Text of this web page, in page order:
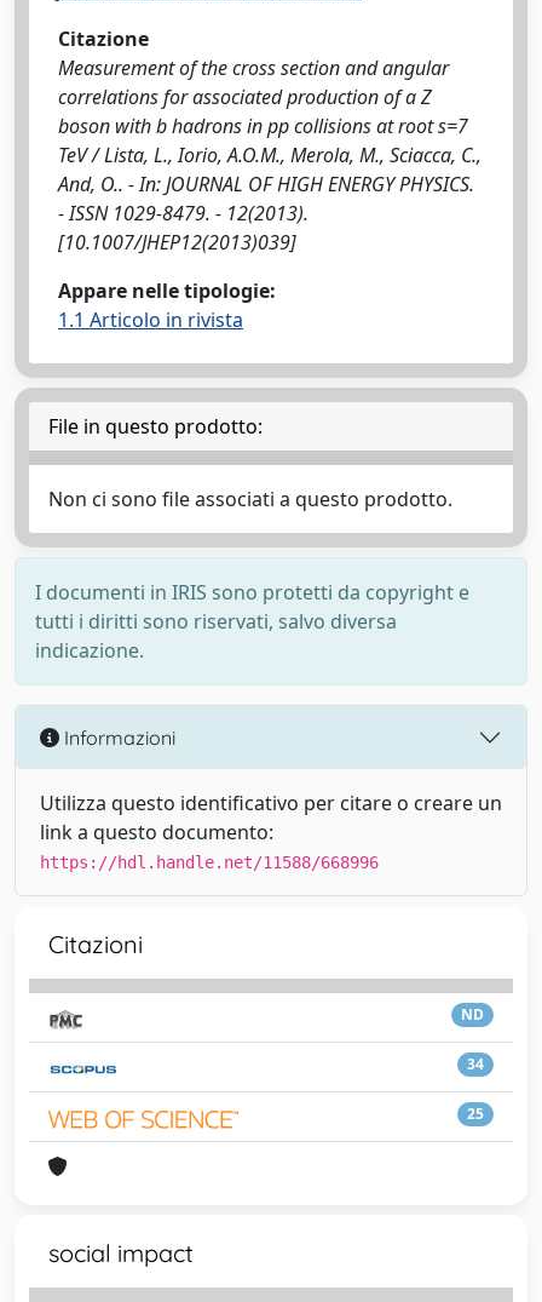
Citazione
Measurement of the cross section and angular
correlations for associated production of a Z
boson with b hadrons in pp collisions at root s=7
TeV / Lista, L., Iorio, A.O.M., Merola, M., Sciacca, C.,
And, O.. - In: JOURNAL OF HIGH ENERGY PHYSICS.
- ISSN 1029-8479. - 12(2013).
[10.1007/JHEP12(2013)039]
Appare nelle tipologie:
1.1 Articolo in rivista
File in questo prodotto:
Non ci sono file associati a questo prodotto.
I documenti in IRIS sono protetti da copyright e
tutti i diritti sono riservati, salvo diversa
indicazione.
Informazioni
Utilizza questo identificativo per citare o creare un
link a questo documento:
https://hdl.handle.net/11588/668996
Citazioni
ND
34
25
social impact